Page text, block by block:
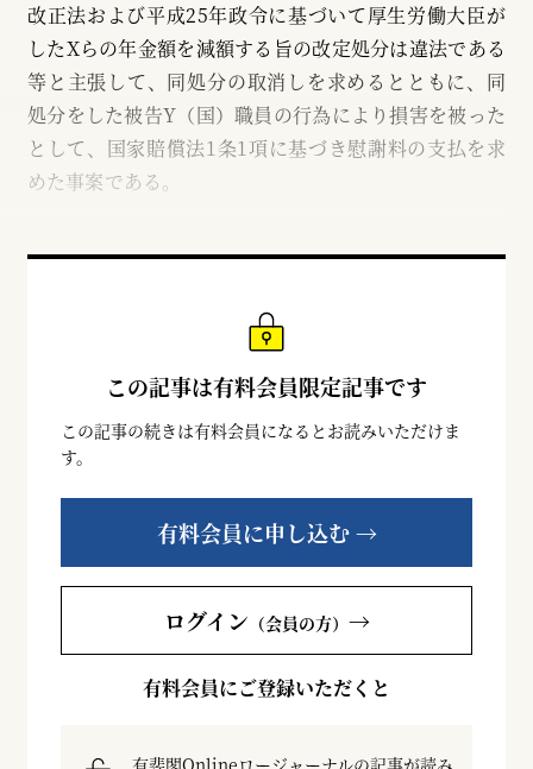
改正法および平成25年政令に基づいて厚生労働大臣が
したXらの年金額を減額する旨の改定処分は違法である
等と主張して、同処分の取消しを求めるとともに、同
処分をした被告Y（国）職員の行為により損害を被った
として、国家賠償法1条1項に基づき慰謝料の支払を求
めた事案である。
この記事は有料会員限定記事です
この記事の続きは有料会員になるとお読みいただけま
す。
有料会員に申し込む →
ログイン （会員の方） →
有料会員にご登録いただくと
有斐閣Onlineロージャーナルの記事が読み